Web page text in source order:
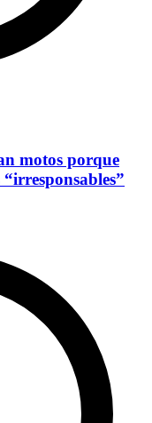
motos porque